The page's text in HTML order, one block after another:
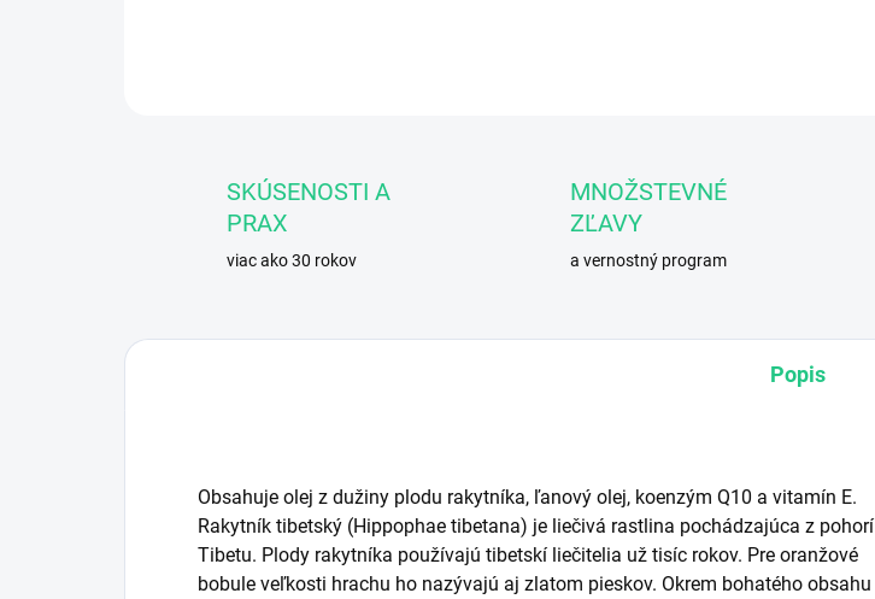
SKÚSENOSTI A
PRAX
viac ako 30 rokov
MNOŽSTEVNÉ
ZĽAVY
a vernostný program
Popis
Obsahuje olej z dužiny plodu rakytníka, ľanový olej, koenzým Q10 a vitamín E.
Rakytník tibetský (Hippophae tibetana) je liečivá rastlina pochádzajúca z pohorí
Tibetu. Plody rakytníka používajú tibetskí liečitelia už tisíc rokov. Pre oranžové
bobule veľkosti hrachu ho nazývajú aj zlatom pieskov. Okrem bohatého obsahu